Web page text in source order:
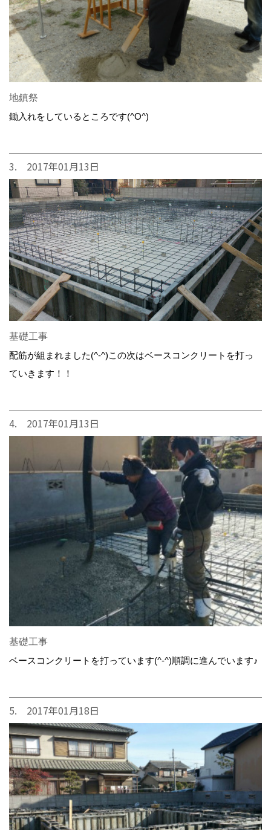
地鎮祭
鋤入れをしているところです(^O^)
3. 2017年01月13日
基礎工事
配筋が組まれました(^-^)この次はベースコンクリートを打っ
ていきます！！
4. 2017年01月13日
基礎工事
ベースコンクリートを打っています(^-^)順調に進んでいます♪
5. 2017年01月18日